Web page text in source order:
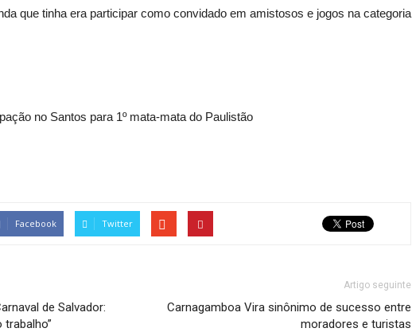
que tinha era participar como convidado em amistosos e jogos na categoria
no Santos para 1º mata-mata do Paulistão
Facebook Twitter
de Salvador:
Artigo seguinte
Carnagamboa Vira sinônimo de sucesso entre
moradores e turistas